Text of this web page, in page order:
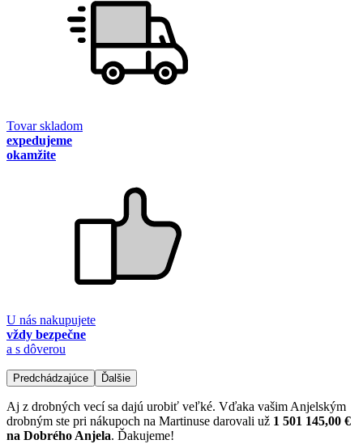
Tovar skladom
expedujeme
okamžite
U nás nakupujete
vždy bezpečne
a s dôverou
Predchádzajúce Ďalšie
Aj z drobných vecí sa dajú urobiť veľké. Vďaka vašim Anjelským
drobným ste pri nákupoch na Martinuse darovali už 1 501 145,00 €
na Dobrého Anjela. Ďakujeme!